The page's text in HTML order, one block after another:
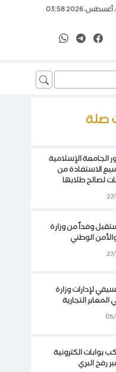
صلة
الجامعة الإسلامية
الاستفادة من
لصالح طلابها
وفداً من وزارة
الوطني
لإدارات وزارة
المعابر التجارية
بوابات الكترونية
رفح البري